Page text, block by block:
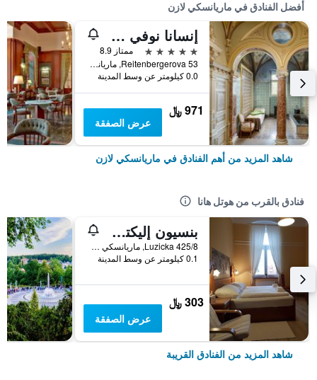
أفضل الفنادق في ماريانسكي لازن
إنسانا نوفي لازني
5 نجوم
ممتاز 8.9
Reitenbergerova 53, ماريانسكي لازن, منطقة كارلوفي فاري, جمهورية التشيك
0.0 كيلومتر عن وسط المدينة
971 ﷼
عرض الصفقة
شاهد المزيد من أهم الفنادق في ماريانسكي لازن
فنادق بالقرب من هوتل هانا
بنسيون إليكترا إن
Luzicka 425/8, ماريانسكي لازن, منطقة كارلوفي فاري, جمهورية التشيك
0.1 كيلومتر عن وسط المدينة
303 ﷼
عرض الصفقة
شاهد المزيد من الفنادق القريبة